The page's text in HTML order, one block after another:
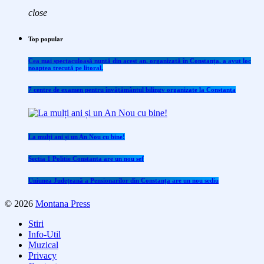
close
Top popular
Cea mai spectaculoasă nuntă din acest an, organizată în Constanța, a avut loc
noaptea trecută pe litoral.
7 centre de examen pentru învăţământul bilingv organizate la Constanţa
La mulți ani și un An Nou cu bine!
Sectia 1 Politie Constanta are un nou sef
Uniunea Județeană a Pensionarilor din Constanța are un nou sediu
© 2026 Montana Press
Stiri
Info-Util
Muzical
Privacy